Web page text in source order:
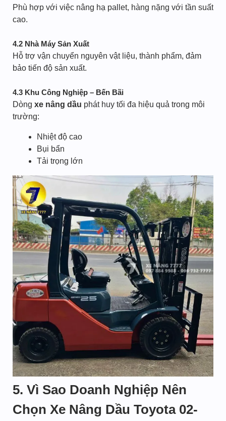
Phù hợp với việc nâng hạ pallet, hàng nặng với tần suất
cao.
4.2 Nhà Máy Sản Xuất
Hỗ trợ vận chuyển nguyên vật liệu, thành phẩm, đảm
bảo tiến độ sản xuất.
4.3 Khu Công Nghiệp – Bến Bãi
Dòng xe nâng dầu phát huy tối đa hiệu quả trong môi
trường:
Nhiệt độ cao
Bụi bẩn
Tải trọng lớn
5. Vì Sao Doanh Nghiệp Nên
Chọn Xe Nâng Dầu Toyota 02-